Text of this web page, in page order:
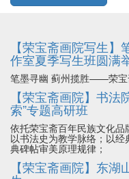
【荣宝斋画院写生
作室夏季写生班圆满
笔墨寻幽 蓟州揽胜——荣宝
【荣宝斋画院】书
索”专题高研班
依托荣宝斋百年民族文化品
以书法史为教学脉络；以
典碑帖审美原理规律；
【荣宝斋画院】东